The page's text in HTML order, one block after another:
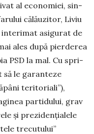
al economiei, sin­
călăuzitor, Liviu
interimat asigurat de
ales după pierderea
PSD la mal. Cu spri­
să le garanteze
teritoriali”),
partidului, grav
și prezidențialele
trecutului”